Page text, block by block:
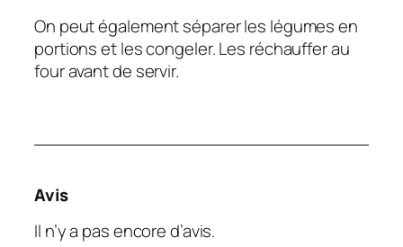
On peut également séparer les légumes en
portions et les congeler. Les réchauffer au
four avant de servir.
Avis
Il n’y a pas encore d’avis.